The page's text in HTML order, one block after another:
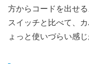
方からコードを出せ
スイッチと比べて、
ょっと使いづらい感じ